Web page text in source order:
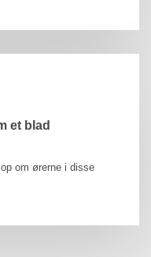
et blad
om ørerne i disse